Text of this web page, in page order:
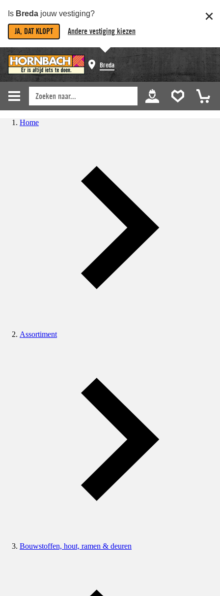
Is Breda jouw vestiging?
JA, DAT KLOPT Andere vestiging kiezen
Breda
Home
Assortiment
Bouwstoffen, hout, ramen & deuren